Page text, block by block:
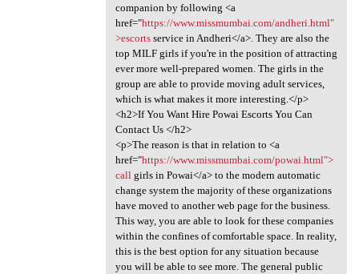
companion by following <a
href="https://www.missmumbai.com/andheri.html"
>escortsservice in Andheri</a>. They are also the
top MILF girls if you're in the position of attracting
ever more well-prepared women. The girls in the
group are able to provide moving adult services,
which is what makes it more interesting.</p>
<h2>If You Want Hire Powai Escorts You Can
Contact Us </h2>
<p>The reason is that in relation to <a
href="https://www.missmumbai.com/powai.html">
call girls in Powai</a> to the modern automatic
change system the majority of these organizations
have moved to another web page for the business.
This way, you are able to look for these companies
within the confines of comfortable space. In reality,
this is the best option for any situation because
you will be able to see more. The general public